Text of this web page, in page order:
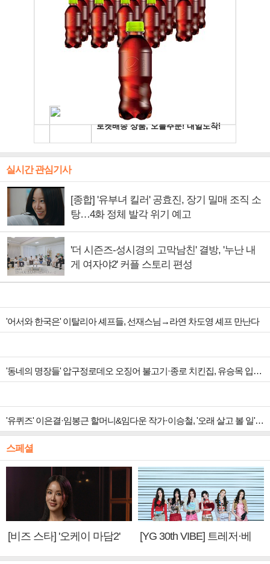
실시간 관심기사
[종합] '유부녀 킬러' 공효진, 장기 밀매 조직 소
탕…4화 정체 발각 위기 예고
'더 시즌즈-성시경의 고막남친' 결방, '누난 내
게 여자야2' 커플 스토리 편성
'어서와 한국은' 이탈리아 셰프들, 선재스님→라연 차도영 셰프 만난다
'동네의 명장들' 압구정로데오 오징어 불고기·종로 치킨집, 유승목 입맛 저격
'유퀴즈' 이은결·임봉근 할머니&임다운 작가·이승철, '오래 살고 볼 일' 특집 출격
스페셜
[비즈 스타] '오케이 마담2'
[YG 30th VIBE] 트레저·베